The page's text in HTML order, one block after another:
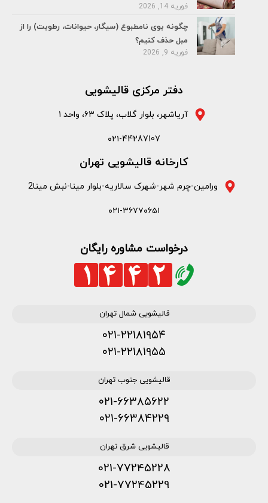
فوریه 14, 2026
چگونه بوی نامطبوع (سیگار، حیوانات، رطوبت) را از
مبل حذف کنیم؟
فوریه 9, 2026
دفتر مرکزی قالیشویی
آریاشهر، بلوار گلاب، پلاک ۶۳، واحد ۱
۰۲۱-44287107
کارخانه قالیشویی تهران
ورامین-چرم شهر-شهرک سالاریه-بلوار مینا-نبش مینا2
۰۲۱-۳۶۷۷۰۶۵۱
درخواست مشاوره رایگان
قالیشویی شمال تهران
۰۲۱-۲۲۱۸۱۹۵۴
۰۲۱-۲۲۱۸۱۹۵۵
قالیشویی جنوب تهران
۰۲۱-۶۶۳۸۵۶۲۲
۰۲۱-۶۶۳۸۴۲۲۹
قالیشویی شرق تهران
021-77245228
021-77245229